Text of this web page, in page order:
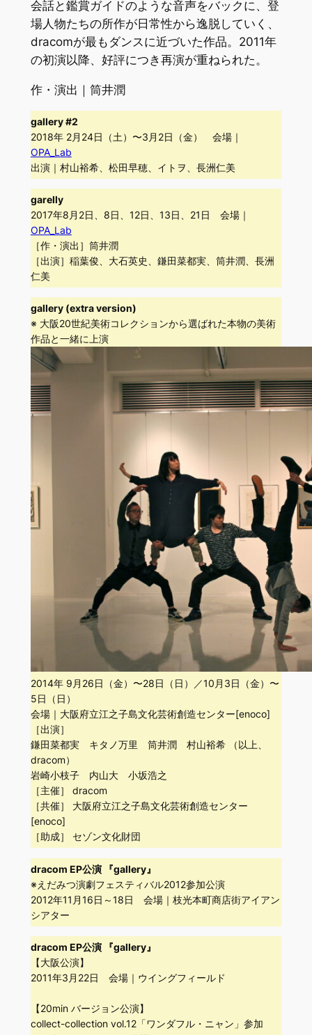
会話と鑑賞ガイドのような音声をバックに、登
場人物たちの所作が日常性から逸脱していく、
dracomが最もダンスに近づいた作品。2011年
の初演以降、好評につき再演が重ねられた。
作・演出｜筒井潤
gallery #2
2018年 2月24日（土）〜3月2日（金） 会場｜
OPA_Lab
出演｜村山裕希、松田早穂、イトヲ、長洲仁美
garelly
2017年8月2日、8日、12日、13日、21日 会場｜
OPA_Lab
［作・演出］筒井潤
［出演］稲葉俊、大石英史、鎌田菜都実、筒井潤、長洲
仁美
gallery (extra version)
※ 大阪20世紀美術コレクションから選ばれた本物の美術
作品と一緒に上演
2014年 9月26日（金）〜28日（日）／10月3日（金）〜
5日（日）
会場｜大阪府立江之子島文化芸術創造センター[enoco]
［出演］
鎌田菜都実 キタノ万里 筒井潤 村山裕希 （以上、
dracom）
岩崎小枝子 内山大 小坂浩之
［主催］ dracom
［共催］ 大阪府立江之子島文化芸術創造センター
[enoco]
［助成］ セゾン文化財団
dracom EP公演 『gallery』
※えだみつ演劇フェスティバル2012参加公演
2012年11月16日～18日 会場｜枝光本町商店街アイアン
シアター
dracom EP公演 『gallery』
【大阪公演】
2011年3月22日 会場｜ウイングフィールド
【20min バージョン公演】
collect-collection vol.12「ワンダフル・ニャン」参加